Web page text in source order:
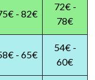
- 82€
72€ -
78€
- 65€
54€ -
60€